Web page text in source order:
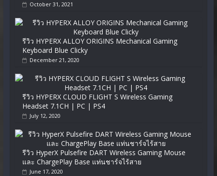
October 31, 2021
รีวิว HYPERX ALLOY ORIGINS Mechanical Gaming
Keyboard Blue Clicky
December 21, 2020
รีวิว HYPERX CLOUD FLIGHT S Wireless Gaming
Headset 7.1CH | PC | PS4
July 12, 2020
รีวิว HyperX Pulsefire DART Wireless Gaming Mouse
และ ChargePlay Base แท่นชาร์จไร้สาย
June 17, 2020